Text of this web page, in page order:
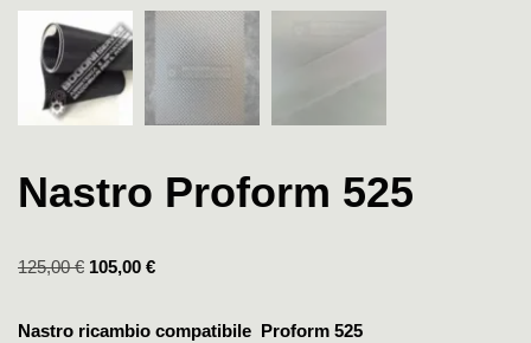
Nastro Proform 525
125,00€ 105,00 €
Nastro ricambio compatibile Proform 525